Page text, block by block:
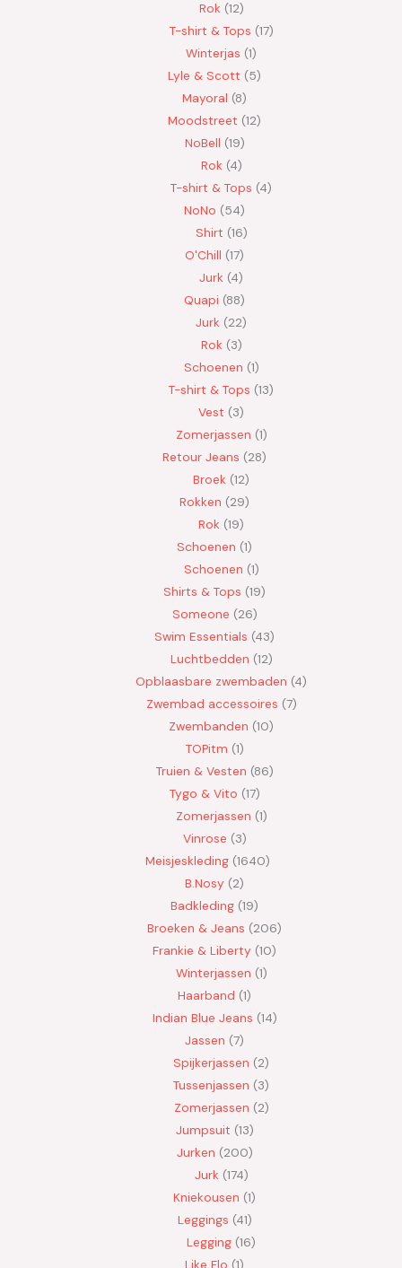
Rok 12
T-shirt & Tops 17
Winterjas 1
Lyle & Scott
5
Mayoral 8
Moodstreet 12
NoBell 19
Rok 4
T-shirt & Tops 4
NoNo
54
Shirt 16
O'Chill 17
Jurk 4
Quapi 88
Jurk 22
Rok 3
Schoenen 1
T-shirt & Tops 13
Vest
3
Zomerjassen 1
Retour Jeans
28
Broek 12
Rokken
29
Rok 19
Schoenen 1
Schoenen 1
Shirts & Tops 19
Someone 26
Swim Essentials 43
Luchtbedden 12
Opblaasbare zwembaden 4
Zwembad accessoires 7
Zwembanden 10
TOPitm 1
Truien & Vesten 86
Tygo & Vito 17
Zomerjassen 1
Vinrose 3
Meisjeskleding 1640
B.Nosy
2
Badkleding 19
Broeken & Jeans
206
Frankie & Liberty 10
Winterjassen 1
Haarband 1
Indian Blue Jeans 14
Jassen 7
Spijkerjassen
2
Tussenjassen
3
Zomerjassen 2
Jumpsuit 13
Jurken 200
Jurk 174
Kniekousen 1
Leggings 41
Legging 16
Like Flo 1